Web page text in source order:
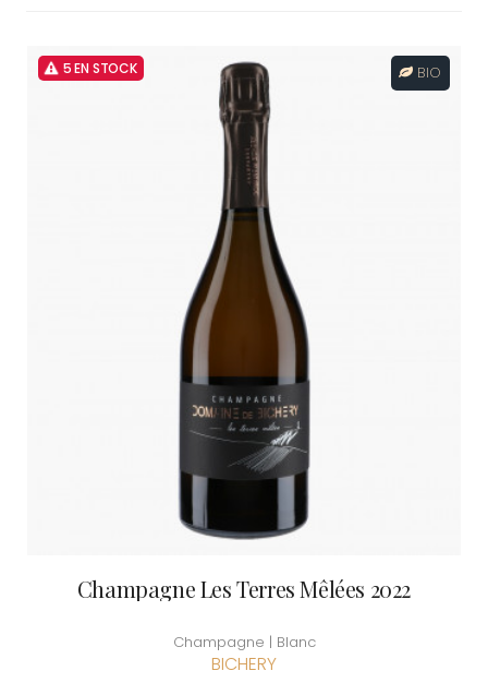
5 EN STOCK BIO
Champagne Les Terres Mêlées 2022
Champagne | Blanc
BICHERY